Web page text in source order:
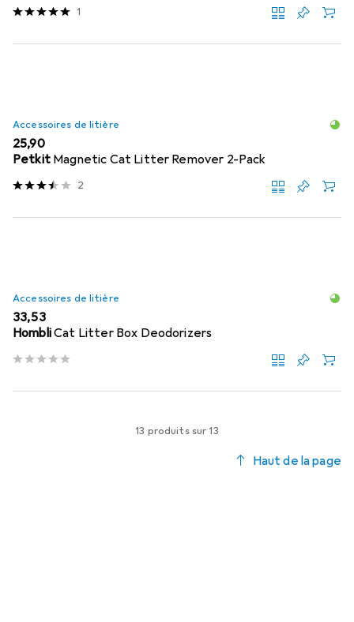
1
Accessoires de litière
EUR
25,90
Petkit Magnetic Cat Litter Remover 2-Pack
2
Accessoires de litière
EUR
33,53
HombliCat Litter Box Deodorizers
13 produits sur 13
Haut de la page